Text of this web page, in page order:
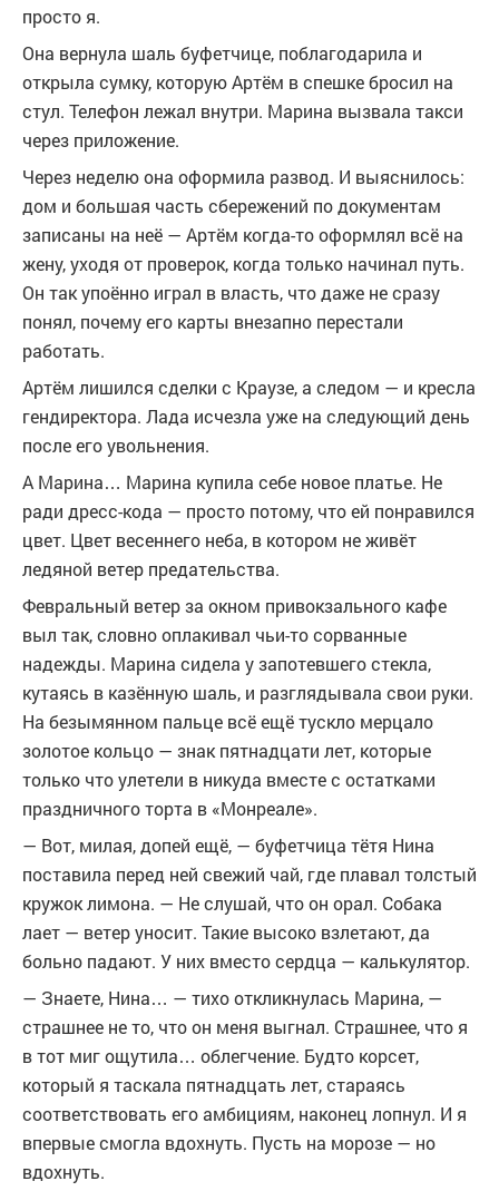
просто я.
Она вернула шаль буфетчице, поблагодарила и
открыла сумку, которую Артём в спешке бросил на
стул. Телефон лежал внутри. Марина вызвала такси
через приложение.
Через неделю она оформила развод. И выяснилось:
дом и большая часть сбережений по документам
записаны на неё — Артём когда-то оформлял всё на
жену, уходя от проверок, когда только начинал путь.
Он так упоённо играл в власть, что даже не сразу
понял, почему его карты внезапно перестали
работать.
Артём лишился сделки с Краузе, а следом — и кресла
гендиректора. Лада исчезла уже на следующий день
после его увольнения.
А Марина… Марина купила себе новое платье. Не
ради дресс-кода — просто потому, что ей понравился
цвет. Цвет весеннего неба, в котором не живёт
ледяной ветер предательства.
Февральный ветер за окном привокзального кафе
выл так, словно оплакивал чьи-то сорванные
надежды. Марина сидела у запотевшего стекла,
кутаясь в казённую шаль, и разглядывала свои руки.
На безымянном пальце всё ещё тускло мерцало
золотое кольцо — знак пятнадцати лет, которые
только что улетели в никуда вместе с остатками
праздничного торта в «Монреале».
— Вот, милая, допей ещё, — буфетчица тётя Нина
поставила перед ней свежий чай, где плавал толстый
кружок лимона. — Не слушай, что он орал. Собака
лает — ветер уносит. Такие высоко взлетают, да
больно падают. У них вместо сердца — калькулятор.
— Знаете, Нина… — тихо откликнулась Марина, —
страшнее не то, что он меня выгнал. Страшнее, что я
в тот миг ощутила… облегчение. Будто корсет,
который я таскала пятнадцать лет, стараясь
соответствовать его амбициям, наконец лопнул. И я
впервые смогла вдохнуть. Пусть на морозе — но
вдохнуть.